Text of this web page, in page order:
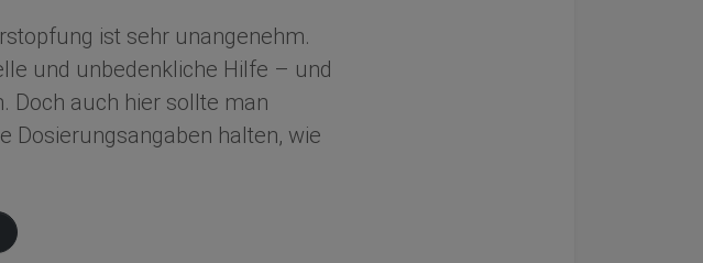
ist sehr unangenehm.
und unbedenkliche Hilfe – und
Doch auch hier sollte man
Dosierungsangaben halten, wie